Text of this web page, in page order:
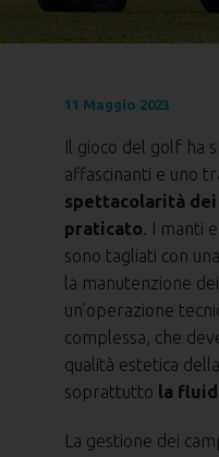
11 Maggio 2023
Il gioco del golf ha
affascinanti e uno
spettacolarità
praticato. I manti
sono tagliati con
la manutenzione
un’operazione
complessa, che
qualità estetica
soprattutto la
La gestione dei